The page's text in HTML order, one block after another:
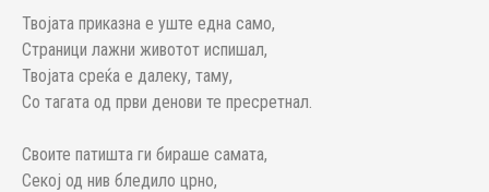
Твојата приказна е уште една само,
Страници лажни животот испишал,
Твојата среќа е далеку, таму,
Со тагата од први денови те пресретнал.
Своите патишта ги бираше самата,
Секој од нив бледило црно,